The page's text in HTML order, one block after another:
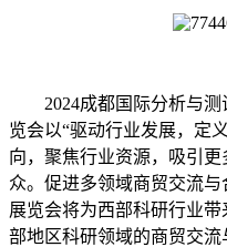
2024成都国际分析与测
览会以“驱动行业发展，定
向，聚焦行业资源，吸引
众。促进多领域商贸交流与
展览会将为西部科研行业
部地区科研领域的商贸交